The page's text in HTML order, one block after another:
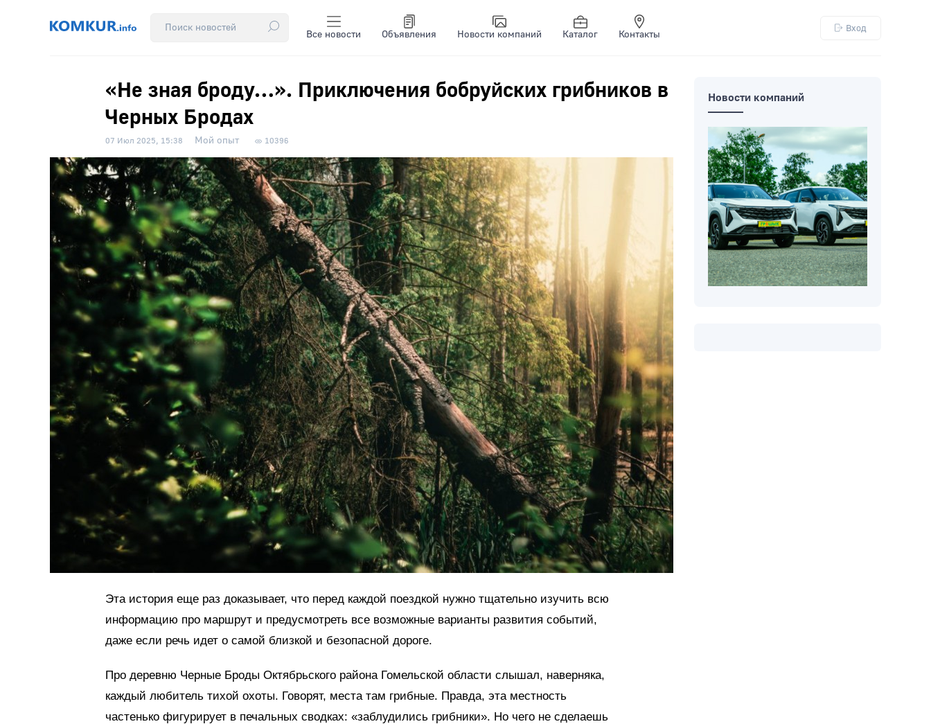
Все новости Объявления Новости компаний Каталог Контакты
Вход
«Не зная броду…». Приключения бобруйских грибников в
Черных Бродах
07 Июл 2025, 15:38 Мой опыт 10396
Эта история еще раз доказывает, что перед каждой поездкой нужно тщательно изучить всю
информацию про маршрут и предусмотреть все возможные варианты развития событий,
даже если речь идет о самой близкой и безопасной дороге.
Про деревню Черные Броды Октябрьского района Гомельской области слышал, наверняка,
каждый любитель тихой охоты. Говорят, места там грибные. Правда, эта местность
частенько фигурирует в печальных сводках: «заблудились грибники». Но чего не сделаешь
Новости компаний